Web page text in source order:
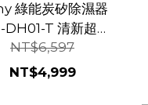
綠能炭矽除濕器
T 清新超全
整組+除濕石+疊疊
日本設計/台灣製造
NT$6,597
NT$4,999